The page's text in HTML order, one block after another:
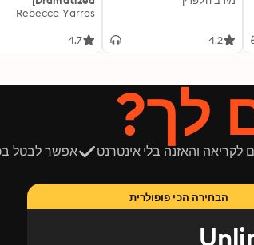
4.2
Adaptation]: The
Rebecca Yarros
4.7
לך?
לקריאה והאזנה בלי אינטרנט אפשר לבטל
הבחירה הכי פופולרית